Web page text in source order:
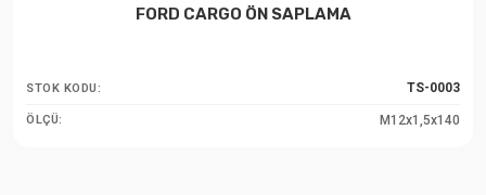
FORD CARGO ÖN SAPLAMA
STOK KODU: TS-0003
ÖLÇÜ: M12x1,5x140